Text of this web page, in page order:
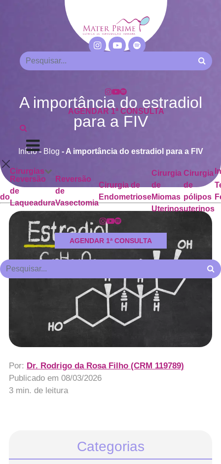
AGENDAR 1ª CONSULTA
Cirurgias
Reversão
de
Laqueadura
Reversão
de
Vasectomia
Cirurgia de
Endometriose
Cirurgia
de
Miomas
Uterinos
Cirurgia
de
pólipos
uterinos
AGENDAR 1ª CONSULTA
A importância do estradiol
para a FIV
Início- Blog - A importância do estradiol para a FIV
Por: Dr. Rodrigo da Rosa Filho (CRM 119789)
Publicado em 08/03/2026
3 min. de leitura
Categorias